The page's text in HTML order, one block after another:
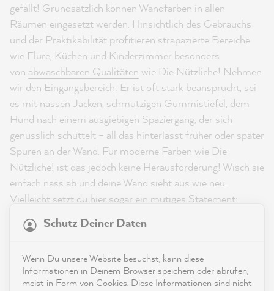
gefällt! Grundsätzlich können Wandfarben in allen
Räumen eingesetzt werden. Hinsichtlich des Gebrauchs
und der Praktikabilität profitieren strapazierte Bereiche
wie Flure, Küchen und Kinderzimmer besonders
von abwaschbaren Qualitäten wie Die Nützliche! Nehmen
wir den Eingangsbereich: Er ist oft stark beansprucht, sei
es mit nassen Jacken, schmutzigen Gummistiefel, dem
Hund nach einem ausgiebigen Spaziergang, der sich
genüsslich schüttelt – all das hinterlässt früher oder später
Spuren an der Wand. Für moderne Farben wie Die
Nützliche! ist das jedoch keine Herausforderung! Wisch sie
einfach nass ab und deine Wand sieht aus wie neu.
Vielleicht setzt du hier sogar ein mutiges Statement:
Wandfarbe in Rot bringt Energie und Leben in den Raum.
ausgesetzt; wie praktisch, dass du sie von deinem Anstrich
ganz einfach entfernen kannst!
Schutz Deiner Daten
Wenn Du unsere Website besuchst, kann diese
Informationen in Deinem Browser speichern oder abrufen,
meist in Form von Cookies. Diese Informationen sind nicht
21.830 Bewertungen
reviews-io